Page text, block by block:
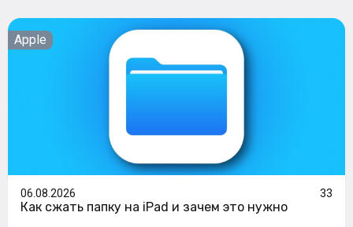
Apple
06.08.2026 33
Как сжать папку на iPad и зачем это нужно